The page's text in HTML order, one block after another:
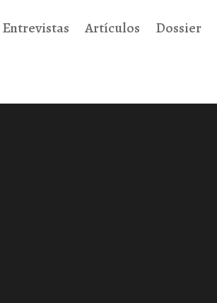
Entrevistas Artículos Dossier